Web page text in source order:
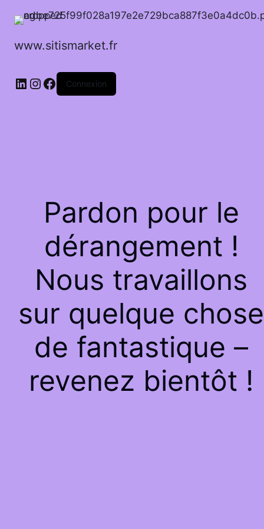
www.sitismarket.fr
LinkedIn
Instagram
Facebook
Connexion
Pardon pour le
dérangement !
Nous travaillons
sur quelque chose
de fantastique –
revenez bientôt !